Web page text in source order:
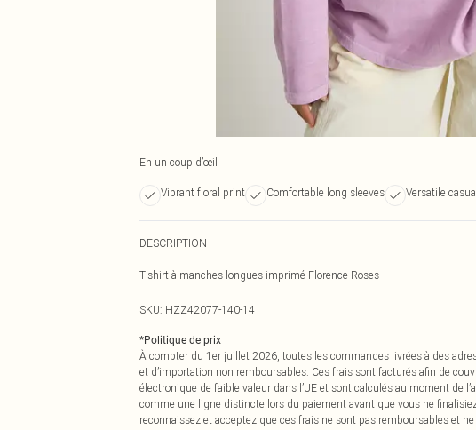
En un coup d’œil
Vibrant floral print Comfortable long sleeves Versatile
DESCRIPTION
T-shirt à manches longues imprimé Florence Roses
SKU: HZZ42077-140-14
*Politique de prix
À compter du 1er juillet 2026, toutes les commandes livrées à des
et d’importation non remboursables. Ces frais sont facturés afin de
électronique de faible valeur dans l’UE et sont calculés au moment de
comme une ligne distincte lors du paiement avant que vous ne
reconnaissez et acceptez que ces frais ne sont pas remboursables et